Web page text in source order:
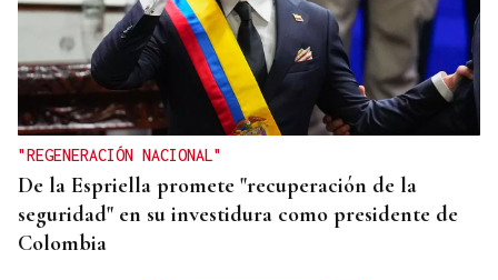
El doble bikini como filosofía de vida
"REGENERACIÓN NACIONAL"
De la Espriella promete "recuperación de la
seguridad" en su investidura como presidente de
Colombia